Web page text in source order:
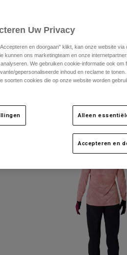
Uw Privacy
en doorgaan" klikt, kan onze website
kunnen ons marketingteam en onze
We gebruiken cookie-informatie ook
gepersonaliseerde inhoud en reclame te
soorten cookies die op onze website worden
Alleen
Accepteren en